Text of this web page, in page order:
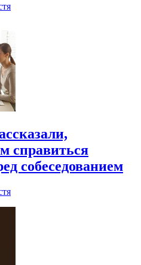
справиться
собеседованием